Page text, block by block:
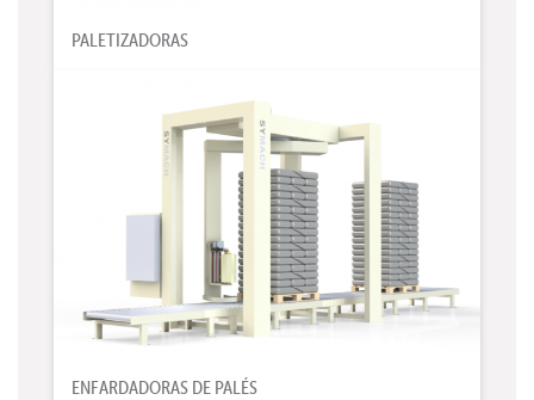
PALETIZADORAS
ENFARDADORAS DE PALÉS